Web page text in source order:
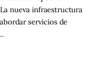
nueva infraestructura
servicios de